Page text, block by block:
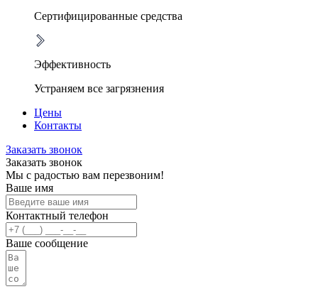
Сертифицированные средства
Эффективность
Устраняем все загрязнения
Цены
Контакты
Заказать звонок
Заказать звонок
Мы с радостью вам перезвоним!
Ваше имя
Контактный телефон
Ваше сообщение